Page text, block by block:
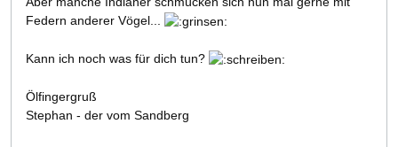
Federn anderer Vögel...
Kann ich noch was für dich tun?
Ölfingergruß
Stephan - der vom Sandberg